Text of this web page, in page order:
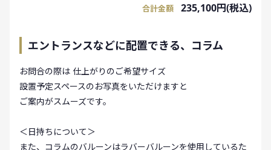
合計金額 235,100円(税込)
エントランスなどに配置できる、コラム
お問合の際は 仕上がりのご希望サイズ
設置予定スペースのお写真をいただけますと
ご案内がスムーズです。
＜日持ちについて＞
また、コラムのバルーンはラバーバルーンを使用しているた